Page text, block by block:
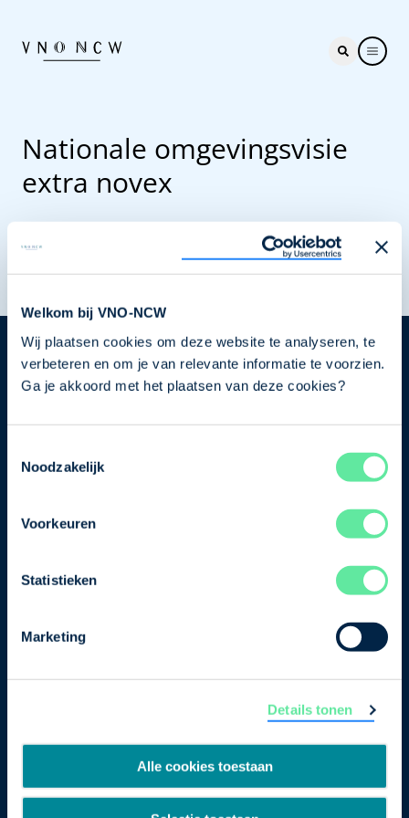
Welkom bij VNO-NCW
Wij plaatsen cookies om deze website te analyseren, te
verbeteren en om je van relevante informatie te voorzien.
Ga je akkoord met het plaatsen van deze cookies?
Noodzakelijk
Voorkeuren
Statistieken
Marketing
Details tonen
Alle cookies toestaan
Nationale omgevingsvisie
extra novex
Nieuwsbrief
Elke week hét nieuws dat ondernemers raakt. Schrijf
Schrijf je in
Ons verhaal
Contact
2594 AV Den Haag
Postbus 93002
2509 AA Den Haag